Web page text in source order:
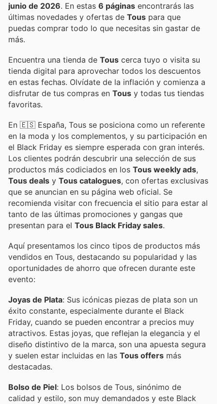
junio de 2026 . En estas 6 páginas encontrarás las
últimas novedades y ofertas de Tous para que
puedas comprar todo lo que necesitas sin gastar de
más.
Encuentra una tienda de Tous cerca tuyo o visita su
tienda digital para aprovechar todos los descuentos
en estas fechas. Olvídate de la inflación y comienza a
disfrutar de tus compras en Tous y todas tus tiendas
favoritas.
En 🇪🇸 España, Tous se posiciona como un referente
en la moda y los complementos, y su participación en
el Black Friday es siempre esperada con gran interés.
Los clientes podrán descubrir una selección de sus
productos más codiciados en los Tous weekly ads,
Tous deals y Tous catalogues, con ofertas exclusivas
que se anuncian en su página web oficial. Se
recomienda visitar con frecuencia el sitio para estar al
tanto de las últimas promociones y gangas que
presentan para el Tous Black Friday sales.
Aquí presentamos los cinco tipos de productos más
vendidos en Tous, destacando su popularidad y las
oportunidades de ahorro que ofrecen durante este
evento:
Joyas de Plata: Sus icónicas piezas de plata son un
éxito constante, especialmente durante el Black
Friday, cuando se pueden encontrar a precios muy
atractivos. Estas joyas, que reflejan la elegancia y el
diseño distintivo de la marca, son una apuesta segura
y suelen estar incluidas en las Tous offers más
destacadas.
Bolso de Piel: Los bolsos de Tous, sinónimo de
calidad y estilo, son muy demandados y este Black